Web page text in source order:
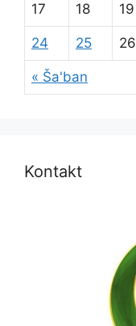
« Ša'ban
17 18 19
24 25 26
Kontakt